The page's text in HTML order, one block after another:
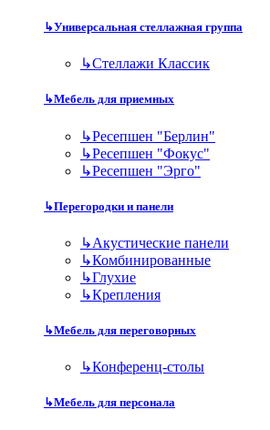
↳Универсальная стеллажная группа
↳Стеллажи Классик
↳Мебель для приемных
↳Ресепшен "Берлин"
↳Ресепшен "Фокус"
↳Ресепшен "Эрго"
↳Перегородки и панели
↳Акустические панели
↳Комбинированные
↳Глухие
↳Крепления
↳Мебель для переговорных
↳Конференц-столы
↳Мебель для персонала